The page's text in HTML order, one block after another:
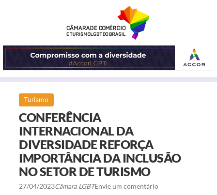
MENU
Turismo
CONFERÊNCIA
INTERNACIONAL DA
DIVERSIDADE REFORÇA
IMPORTÂNCIA DA INCLUSÃO
NO SETOR DE TURISMO
27/04/2023Câmara LGBTEnvie um comentário